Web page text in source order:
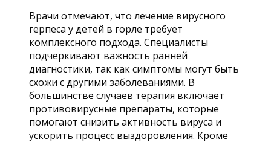
Врачи отмечают, что лечение вирусного
герпеса у детей в горле требует
комплексного подхода. Специалисты
подчеркивают важность ранней
диагностики, так как симптомы могут быть
схожи с другими заболеваниями. В
большинстве случаев терапия включает
противовирусные препараты, которые
помогают снизить активность вируса и
ускорить процесс выздоровления. Кроме